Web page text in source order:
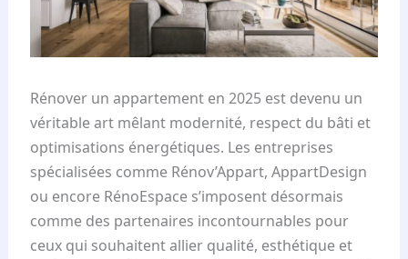
Rénover un appartement en 2025 est devenu un
véritable art mêlant modernité, respect du bâti et
optimisations énergétiques. Les entreprises
spécialisées comme Rénov’Appart, AppartDesign
ou encore RénoEspace s’imposent désormais
comme des partenaires incontournables pour
ceux qui souhaitent allier qualité, esthétique et